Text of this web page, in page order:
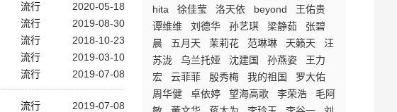
hita
徐佳莹 洛天依 beyond
王佑贵
谭维维
刘德华 孙艺琪 梁静茹
张碧
晨
五月天 茉莉花 范琳琳 天籁天
汪
苏泷
乌兰托娅 沈建国 孙燕姿
王力
宏
云菲菲 殷秀梅 我的祖国
罗大佑
周华健
卓依婷 望海高歌 李荣浩
毛阿
流行
2020-05-18
流行
2019-08-30
流行
2018-10-23
流行
2019-03-10
流行 2019-07-08
流行
2019-07-08